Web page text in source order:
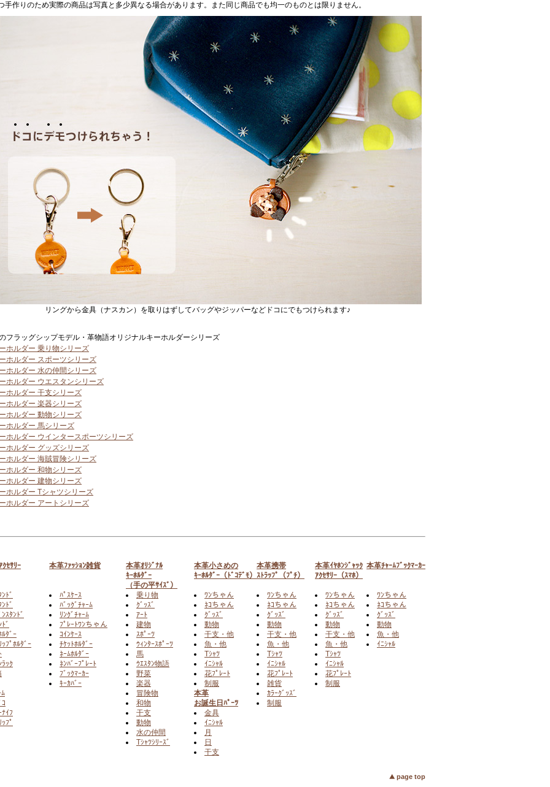
手作りのため実際の商品は写真と多少異なる場合があります。また同じ商品でも均一のものとは限りません。
リングから金具（ナスカン）を取りはずしてバッグやジッパーなどドコにでもつけられます♪
フラッグシップモデル・革物語オリジナルキーホルダーシリーズ
ホルダー 乗り物シリーズ
ホルダー スポーツシリーズ
ホルダー 水の仲間シリーズ
ホルダー ウエスタンシリーズ
ホルダー 干支シリーズ
ホルダー 楽器シリーズ
ホルダー 動物シリーズ
ホルダー 馬シリーズ
ホルダー ウインタースポーツシリーズ
ホルダー グッズシリーズ
ホルダー 海賊冒険シリーズ
ホルダー 和物シリーズ
ホルダー 建物シリーズ
ホルダー Tシャツシリーズ
ホルダー アートシリーズ
ｸｾｻﾘｰ 本革ﾌｧｯｼｮﾝ雑貨
本革ｵﾘｼﾞﾅﾙ
ｷｰﾎﾙﾀﾞｰ
（手の平ｻｲｽﾞ）
本革小さめの
ｷｰﾎﾙﾀﾞｰ（ﾄﾞｺﾃﾞﾓ）
本革携帯
ｽﾄﾗｯﾌﾟ（ﾌﾟﾁ）
本革ｲﾔﾎﾝｼﾞｬｯｸ
ｱｸｾｻﾘｰ（ｽﾏﾎ）
本革ﾁｬｰﾑﾌﾞｯｸﾏｰｶｰ
ﾄﾞ
ﾄﾞ
ｽﾀﾝﾄﾞ
ﾞ
ﾙﾀﾞｰ
ｯﾌﾟﾎﾙﾀﾞｰ
ﾗｯｸ
ｺ
ﾅｲﾌ
ﾌﾟ
ﾊﾟｽｹｰｽ
ﾊﾞｯｸﾞﾁｬｰﾑ
ﾘﾝｸﾞﾁｬｰﾑ
ﾌﾟﾚｰﾄﾜﾝちゃん
ｺｲﾝｹｰｽ
ﾁｹｯﾄﾎﾙﾀﾞｰ
ﾈｰﾑﾎﾙﾀﾞｰ
ﾈﾝﾊﾞｰﾌﾟﾚｰﾄ
ﾌﾞｯｸﾏｰｶｰ
ｷｰｶﾊﾞｰ
乗り物
ｸﾞｯｽﾞ
ｱｰﾄ
建物
ｽﾎﾟｰﾂ
ｳｨﾝﾀｰｽﾎﾟｰﾂ
馬
ｳｴｽﾀﾝ物語
野菜
楽器
冒険物
和物
干支
動物
水の仲間
Tｼｬﾂｼﾘｰｽﾞ
ﾜﾝちゃん
ﾈｺちゃん
ｸﾞｯｽﾞ
動物
干支・他
魚・他
Tｼｬﾂ
ｲﾆｼｬﾙ
花ﾌﾟﾚｰﾄ
制服
ﾜﾝちゃん
ﾈｺちゃん
ｸﾞｯｽﾞ
動物
干支・他
魚・他
Tｼｬﾂ
ｲﾆｼｬﾙ
花ﾌﾟﾚｰﾄ
雑貨
ｶﾗｰｸﾞｯｽﾞ
制服
ﾜﾝちゃん
ﾈｺちゃん
ｸﾞｯｽﾞ
動物
干支・他
魚・他
Tｼｬﾂ
ｲﾆｼｬﾙ
花ﾌﾟﾚｰﾄ
制服
ﾜﾝちゃん
ﾈｺちゃん
ｸﾞｯｽﾞ
動物
魚・他
ｲﾆｼｬﾙ
本革
お誕生日ﾊﾟｰﾂ
金具
ｲﾆｼｬﾙ
月
日
干支
page top